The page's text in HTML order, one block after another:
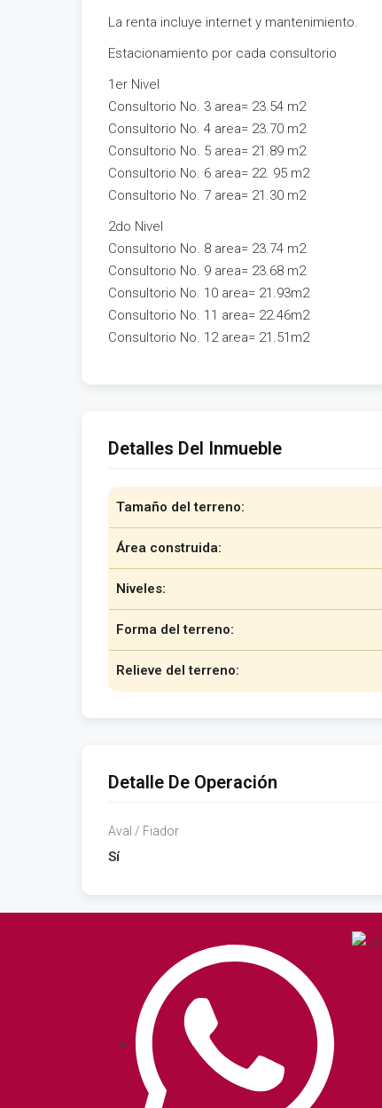
La renta incluye internet y mantenimiento.
Estacionamiento por cada consultorio
1er Nivel
Consultorio No. 3 area= 23.54 m2
Consultorio No. 4 area= 23.70 m2
Consultorio No. 5 area= 21.89 m2
Consultorio No. 6 area= 22. 95 m2
Consultorio No. 7 area= 21.30 m2
2do Nivel
Consultorio No. 8 area= 23.74 m2
Consultorio No. 9 area= 23.68 m2
Consultorio No. 10 area= 21.93m2
Consultorio No. 11 area= 22.46m2
Consultorio No. 12 area= 21.51m2
Detalles Del Inmueble
Tamaño del terreno:
Área construida:
Niveles:
Forma del terreno:
Relieve del terreno:
Detalle De Operación
Aval / Fiador
Sí